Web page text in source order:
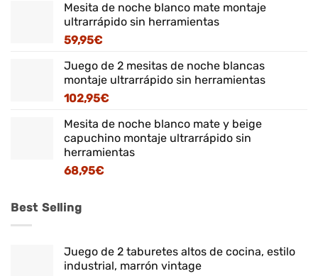
Mesita de noche blanco mate montaje
ultrarrápido sin herramientas
59,95€
Juego de 2 mesitas de noche blancas
montaje ultrarrápido sin herramientas
102,95€
Mesita de noche blanco mate y beige
capuchino montaje ultrarrápido sin
herramientas
68,95€
Best Selling
Juego de 2 taburetes altos de cocina, estilo
industrial, marrón vintage